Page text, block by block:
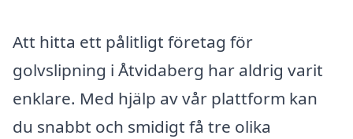
Att hitta ett pålitligt företag för
golvslipning i Åtvidaberg har aldrig varit
enklare. Med hjälp av vår plattform kan
du snabbt och smidigt få tre olika